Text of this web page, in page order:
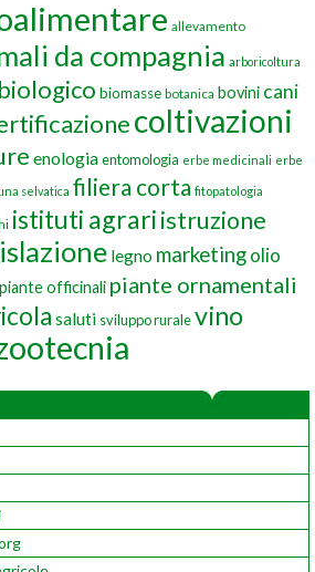
allevamento
da compagnia arboricoltura
biologico biomasse botanica bovini cani
coltivazioni
enologiaentomologia erbe medicinali erbe
selvatica filiera corta fitopatologia
istituti agrariistruzione
legno marketingolio
piante officinali piante ornamentali
saluti sviluppo ruralevino